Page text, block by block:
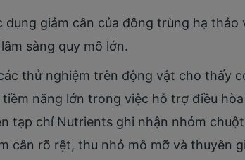
dụng giảm cân của đông trùng hạ
sàng quy mô lớn.
thử nghiệm trên động vật cho thấy
năng lớn trong việc hỗ trợ điều
tạp chí Nutrients ghi nhận nhóm
cân rõ rệt, thu nhỏ mô mỡ và thuyên